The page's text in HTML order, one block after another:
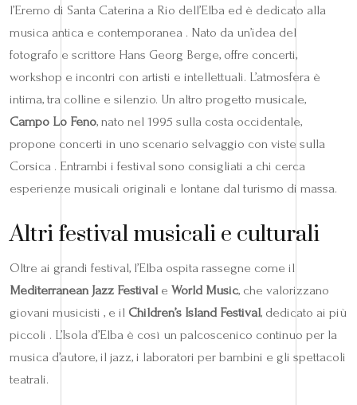
l’Eremo di Santa Caterina a Rio dell’Elba ed è dedicato alla
musica antica e contemporanea . Nato da un’idea del
fotografo e scrittore Hans Georg Berge, offre concerti,
workshop e incontri con artisti e intellettuali. L’atmosfera è
intima, tra colline e silenzio. Un altro progetto musicale,
Campo Lo Feno, nato nel 1995 sulla costa occidentale,
propone concerti in uno scenario selvaggio con viste sulla
Corsica . Entrambi i festival sono consigliati a chi cerca
esperienze musicali originali e lontane dal turismo di massa.
Altri festival musicali e culturali
Oltre ai grandi festival, l’Elba ospita rassegne come il
Mediterranean Jazz Festivale World Music, che valorizzano
giovani musicisti , e il Children’s Island Festival, dedicato ai più
piccoli . L’Isola d’Elba è così un palcoscenico continuo per la
musica d’autore, il jazz, i laboratori per bambini e gli spettacoli
teatrali.